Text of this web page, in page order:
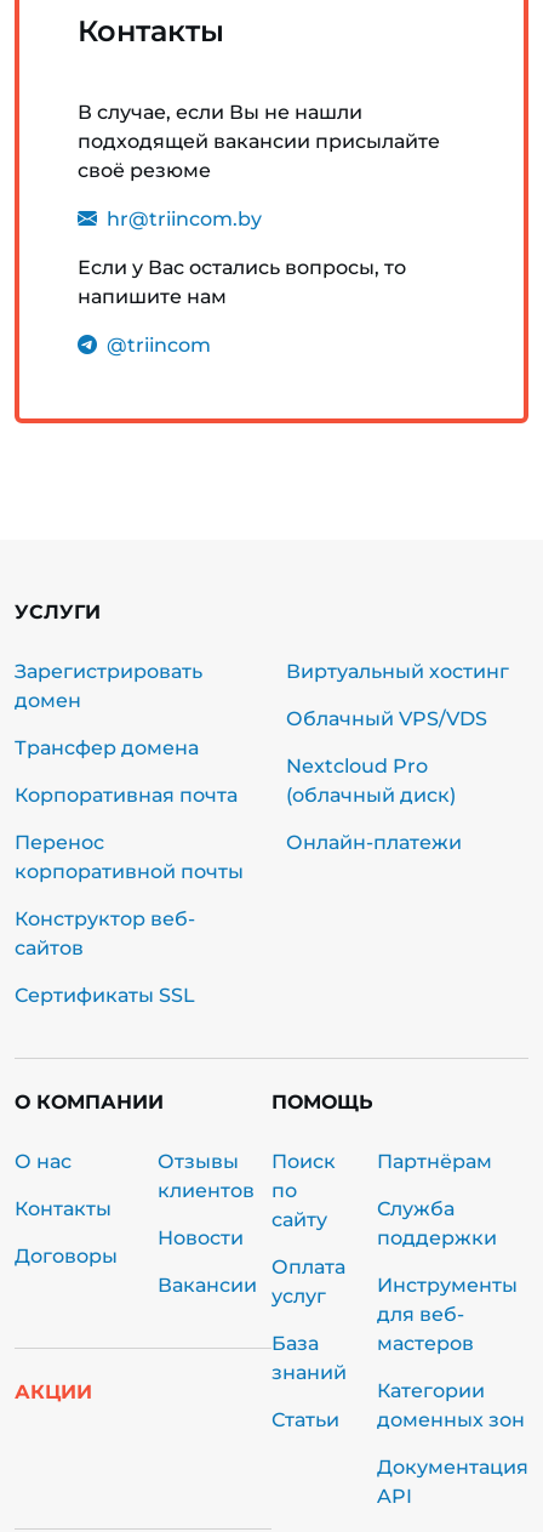
Контакты
В случае, если Вы не нашли
подходящей вакансии присылайте
своё резюме
hr@triincom.by
Если у Вас остались вопросы, то
напишите нам
@triincom
УСЛУГИ
Зарегистрировать
домен
Трансфер домена
Корпоративная почта
Перенос
корпоративной почты
Конструктор веб-
сайтов
Сертификаты SSL
Виртуальный хостинг
Облачный VPS/VDS
Nextcloud Pro
(облачный диск)
Онлайн-платежи
О КОМПАНИИ
О нас
Контакты
Договоры
Отзывы
клиентов
Новости
Вакансии
АКЦИИ
ПОМОЩЬ
Поиск
по
сайту
Оплата
услуг
База
знаний
Статьи
Партнёрам
Служба
поддержки
Инструменты
для веб-
мастеров
Категории
доменных зон
Документация
API